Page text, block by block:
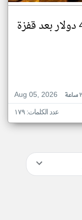
الذهب يحلق فوق 4000 دولار بعد قفزة
Aug 05, 2026
عدد الكلمات: ١٧٩